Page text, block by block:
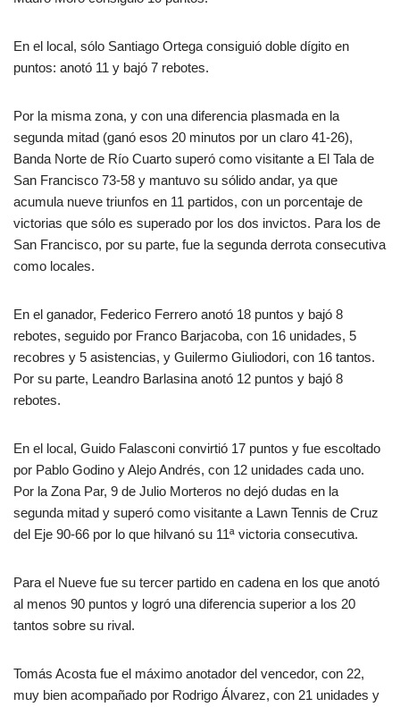
En el local, sólo Santiago Ortega consiguió doble dígito en
puntos: anotó 11 y bajó 7 rebotes.
Por la misma zona, y con una diferencia plasmada en la
segunda mitad (ganó esos 20 minutos por un claro 41-26),
Banda Norte de Río Cuarto superó como visitante a El Tala de
San Francisco 73-58 y mantuvo su sólido andar, ya que
acumula nueve triunfos en 11 partidos, con un porcentaje de
victorias que sólo es superado por los dos invictos. Para los de
San Francisco, por su parte, fue la segunda derrota consecutiva
como locales.
En el ganador, Federico Ferrero anotó 18 puntos y bajó 8
rebotes, seguido por Franco Barjacoba, con 16 unidades, 5
recobres y 5 asistencias, y Guilermo Giuliodori, con 16 tantos.
Por su parte, Leandro Barlasina anotó 12 puntos y bajó 8
rebotes.
En el local, Guido Falasconi convirtió 17 puntos y fue escoltado
por Pablo Godino y Alejo Andrés, con 12 unidades cada uno.
Por la Zona Par, 9 de Julio Morteros no dejó dudas en la
segunda mitad y superó como visitante a Lawn Tennis de Cruz
del Eje 90-66 por lo que hilvanó su 11ª victoria consecutiva.
Para el Nueve fue su tercer partido en cadena en los que anotó
al menos 90 puntos y logró una diferencia superior a los 20
tantos sobre su rival.
Tomás Acosta fue el máximo anotador del vencedor, con 22,
muy bien acompañado por Rodrigo Álvarez, con 21 unidades y